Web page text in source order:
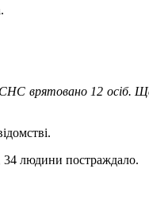
врятовано 12 осіб.
34 людини постраждало.